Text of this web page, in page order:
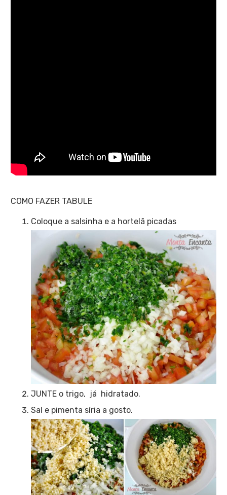
COMO FAZER TABULE
Coloque a salsinha e a hortelã picadas
JUNTE o trigo, já hidratado.
Sal e pimenta síria a gosto.